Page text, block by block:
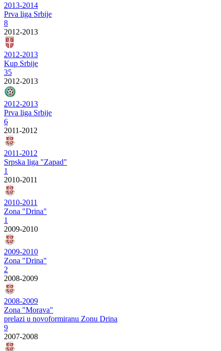
2013-2014
Prva liga Srbije
8
2012-2013
2012-2013
Kup Srbije
35
2012-2013
2012-2013
Prva liga Srbije
6
2011-2012
2011-2012
Srpska liga "Zapad"
1
2010-2011
2010-2011
Zona "Drina"
1
2009-2010
2009-2010
Zona "Drina"
2
2008-2009
2008-2009
Zona "Morava"
prelazi u novoformiranu Zonu Drina
9
2007-2008